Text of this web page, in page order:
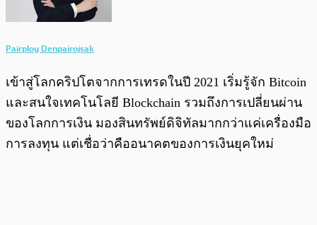
Pairploy Denpairojsak
เข้าสู่โลกคริปโตจากการเทรดในปี 2021 เริ่มรู้จัก Bitcoin
และสนใจเทคโนโลยี Blockchain รวมถึงการเปลี่ยนผ่าน
ของโลกการเงิน มองสินทรัพย์ดิจิทัลมากกว่าแค่เครื่องมือ
การลงทุน แต่เชื่อว่าคืออนาคตของการเงินยุคใหม่